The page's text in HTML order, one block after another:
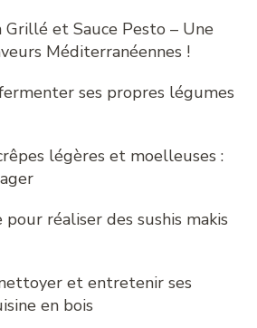
Grillé et Sauce Pesto – Une
Méditerranéennes !
ses propres légumes
légères et moelleuses :
réaliser des sushis makis
et entretenir ses
en bois